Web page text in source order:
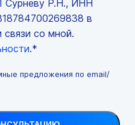
Сурневу Р.Н., ИНН
в
связи со мной.
.*
предложения по email/